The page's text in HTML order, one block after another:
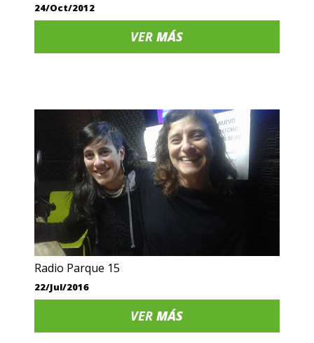
24/Oct/2012
VERMÁS
Radio Parque 15
22/Jul/2016
VERMÁS